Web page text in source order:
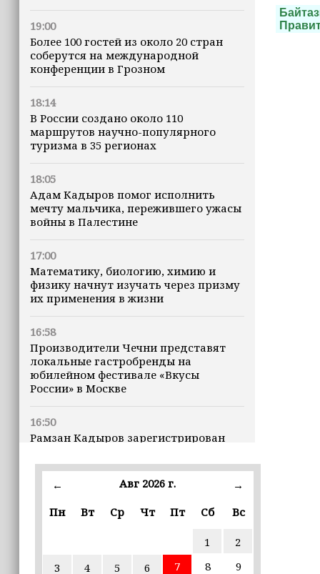
19:00
Более 100 гостей из около 20 стран
соберутся на международной
конференции в Грозном
18:14
В России создано около 110
маршрутов научно-популярного
туризма в 35 регионах
18:05
Адам Кадыров помог исполнить
мечту мальчика, пережившего ужасы
войны в Палестине
17:00
Математику, биологию, химию и
физику начнут изучать через призму
их применения в жизни
16:58
Производители Чечни представят
локальные гастробренды на
юбилейном фестивале «Вкусы
России» в Москве
16:50
Рамзан Кадыров зарегистрирован
16:47
землетрясения, рассказала
16:12
← Авг 2026 г.
→
Пн
Вт Ср Чт Пт Сб Вс
1
2
3
4 5 6 7 8
9